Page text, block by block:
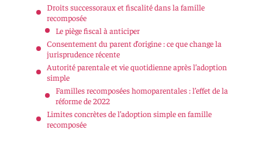
Droits successoraux et fiscalité dans la famille
recomposée
Le piège fiscal à anticiper
Consentement du parent d’origine : ce que change la
jurisprudence récente
Autorité parentale et vie quotidienne après l’adoption
simple
Familles recomposées homoparentales : l’effet de la
réforme de 2022
Limites concrètes de l’adoption simple en famille
recomposée